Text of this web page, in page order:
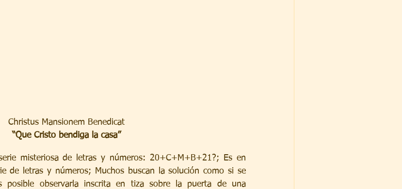
Christus Mansionem Benedicat
“Que Cristo bendiga la casa”
misteriosa de letras y números: 20+C+M+B+21?; Es en
de letras y números; Muchos buscan la solución como si se
posible observarla inscrita en tiza sobre la puerta de una